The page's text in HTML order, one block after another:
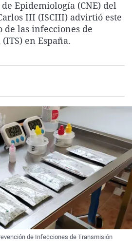
La rosa de los vientos
Gente viajera
Como el perro y el
Caso
Retornados
Equipo de
Extremadura
Galicia
La Rioja
Virales
Televisión
Elecciones
Epidemiología (CNE) del
III (ISCIII) advirtió este
de las infecciones de
en España.
de Infecciones de Transmisión